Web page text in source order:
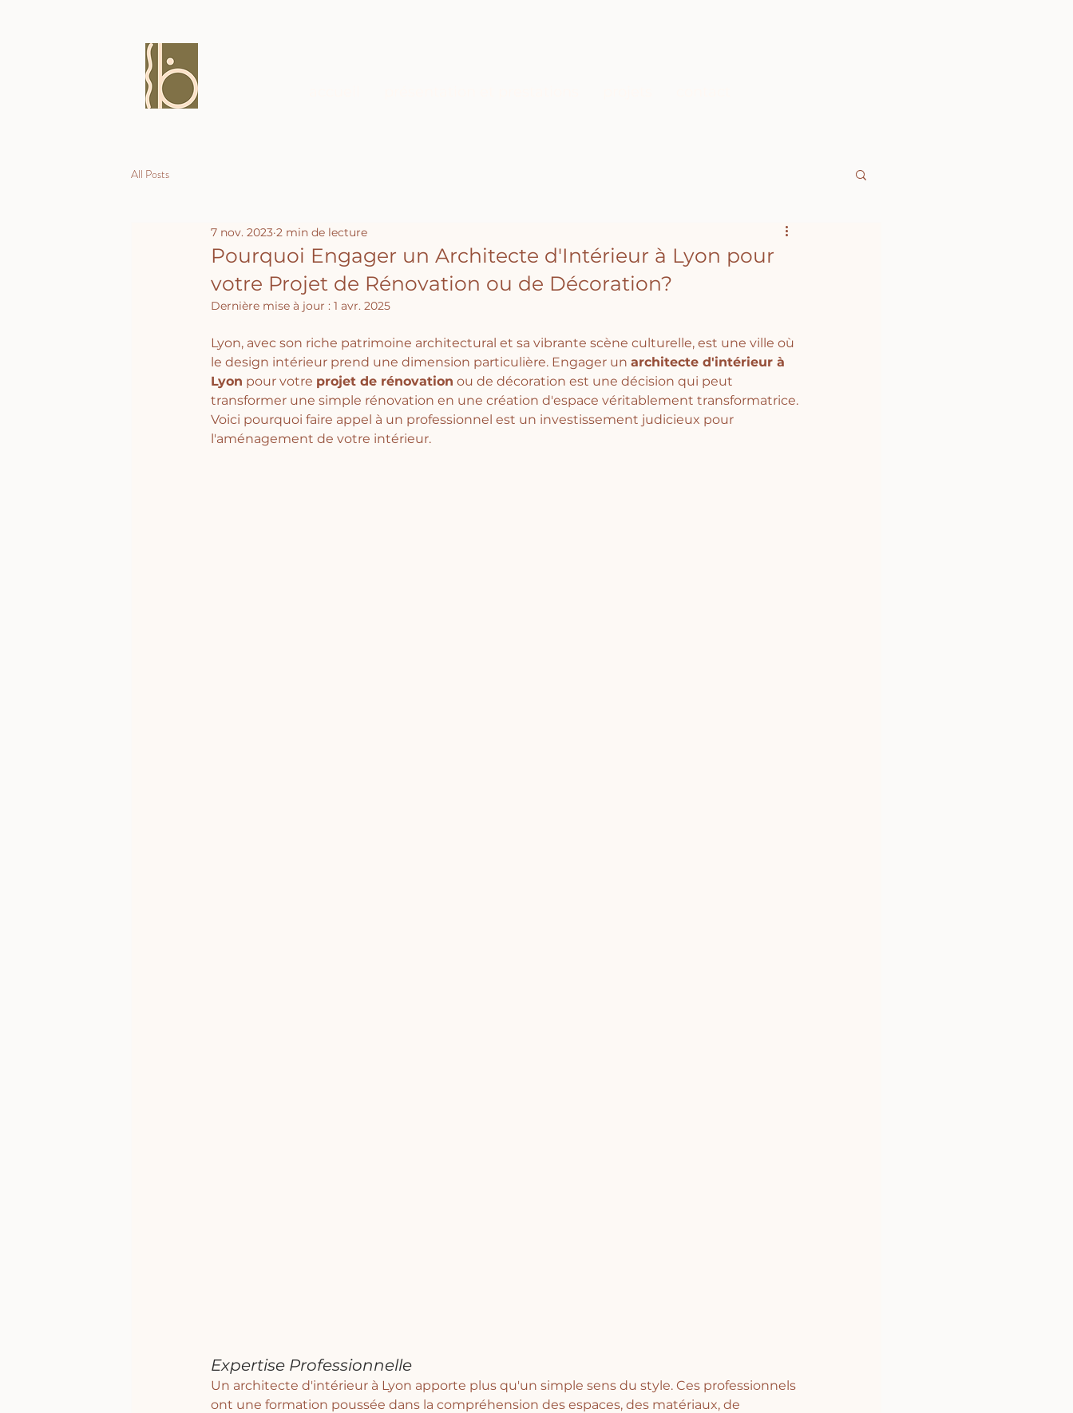
All Posts
Pourquoi Engager un Architecte d'Intérieur à Lyon pour
votre Projet de Rénovation ou de Décoration?
7 nov. 2023 2 min de lecture
Dernière mise à jour : 1 avr. 2025
Lyon, avec son riche patrimoine architectural et sa vibrante scène culturelle, est une ville où
le design intérieur prend une dimension particulière. Engager un architecte d'intérieur à
Lyon pour votre projet de rénovation ou de décoration est une décision qui peut
transformer une simple rénovation en une création d'espace véritablement transformatrice.
Voici pourquoi faire appel à un professionnel est un investissement judicieux pour
l'aménagement de votre intérieur.
Expertise Professionnelle
Un architecte d'intérieur à Lyon apporte plus qu'un simple sens du style. Ces professionnels
ont une formation poussée dans la compréhension des espaces, des matériaux, de